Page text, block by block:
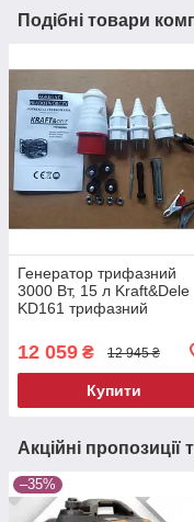
Подібні товари
Генератор трифазний
3000 Вт, 15 л Kraft&Dele
KD161 трифазний
12 059 ₴ 12 945 ₴
Купити
Акційні пропозиції
–35%